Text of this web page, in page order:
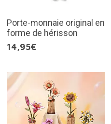
Porte-monnaie original en
forme de hérisson
14,95€